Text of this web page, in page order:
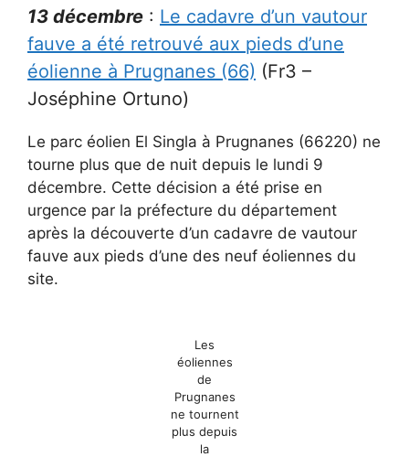
13 décembre : Le cadavre d’un vautour
fauve a été retrouvé aux pieds d’une
éolienne à Prugnanes (66) (Fr3 –
Joséphine Ortuno)
Le parc éolien El Singla à Prugnanes (66220) ne
tourne plus que de nuit depuis le lundi 9
décembre. Cette décision a été prise en
urgence par la préfecture du département
après la découverte d’un cadavre de vautour
fauve aux pieds d’une des neuf éoliennes du
site.
Les
éoliennes
de
Prugnanes
ne tournent
plus depuis
la